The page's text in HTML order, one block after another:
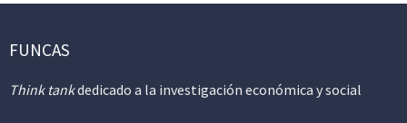
FUNCAS
Think tankdedicado a la investigación económica y social